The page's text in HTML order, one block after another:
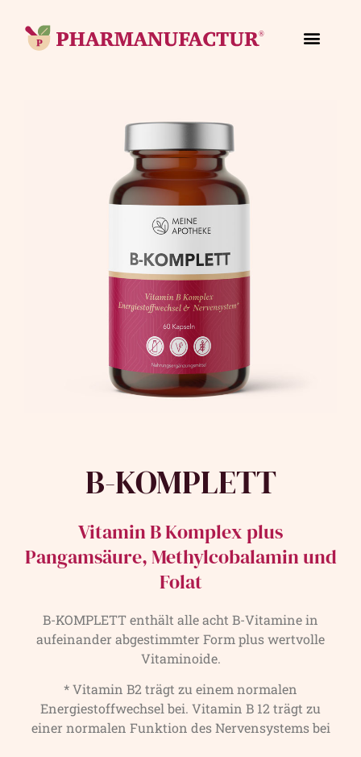
B-KOMPLETT
Vitamin B Komplex plus
Pangamsäure, Methylcobalamin und
Folat
B-KOMPLETT enthält alle acht B-Vitamine in
aufeinander abgestimmter Form plus wertvolle
Vitaminoide.
* Vitamin B2 trägt zu einem normalen
Energiestoffwechsel bei. Vitamin B 12 trägt zu
einer normalen Funktion des Nervensystems bei